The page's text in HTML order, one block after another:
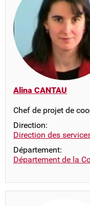
Alina CANTAU
Chef de projet de
Direction:
Direction des
Département:
Département de la